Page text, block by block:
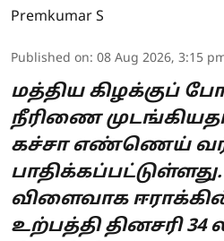
Premkumar S
Published on: 08 Aug 2026, 3:15
மத்திய கிழக்குப்
நீரிணை
கச்சா எண்ணெய்
விளைவாக
உற்பத்தி தினசரி 34